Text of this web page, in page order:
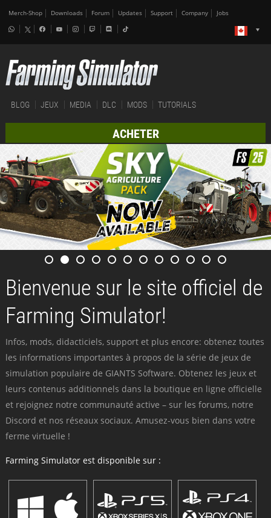
Merch-Shop Downloads Forum Updates Support Company Jobs
BLOG JEUX MEDIA DLC MODS TUTORIALS
ACHETER
Bienvenue sur le site officiel de
Farming Simulator!
Infos, mods, didacticiels, support et plus encore: obtenez toutes
les informations importantes à propos de la série de jeux de
simulation populaire de GIANTS Software. Obtenez les jeux et
leurs contenus additionnels dans la boutique en ligne officielle
et rejoignez notre communauté active – sur les forums, notre
Discord et nos réseaux sociaux. Amusez-vous bien dans votre
ferme virtuelle !
Farming Simulator est disponible sur :